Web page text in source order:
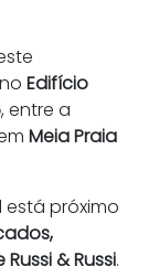
no Edifício
, entre a
Meia Praia
está próximo
& Russi.